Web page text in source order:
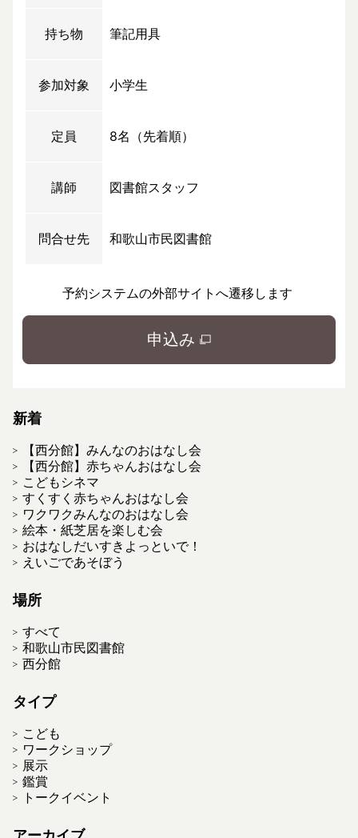
持ち物 筆記用具
参加対象 小学生
定員 8名（先着順）
講師 図書館スタッフ
問合せ先 和歌山市民図書館
予約システムの外部サイトへ遷移します
申込み
新着
【西分館】みんなのおはなし会
【西分館】赤ちゃんおはなし会
こどもシネマ
すくすく赤ちゃんおはなし会
ワクワクみんなのおはなし会
絵本・紙芝居を楽しむ会
おはなしだいすきよっといで！
えいごであそぼう
場所
すべて
和歌山市民図書館
西分館
タイプ
こども
ワークショップ
展示
鑑賞
トークイベント